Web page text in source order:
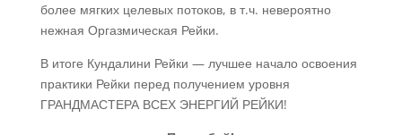
более мягких целевых потоков, в т.ч. невероятно
нежная Оргазмическая Рейки.
В итоге Кундалини Рейки — лучшее начало освоения
практики Рейки перед получением уровня
ГРАНДМАСТЕРА ВСЕХ ЭНЕРГИЙ РЕЙКИ!